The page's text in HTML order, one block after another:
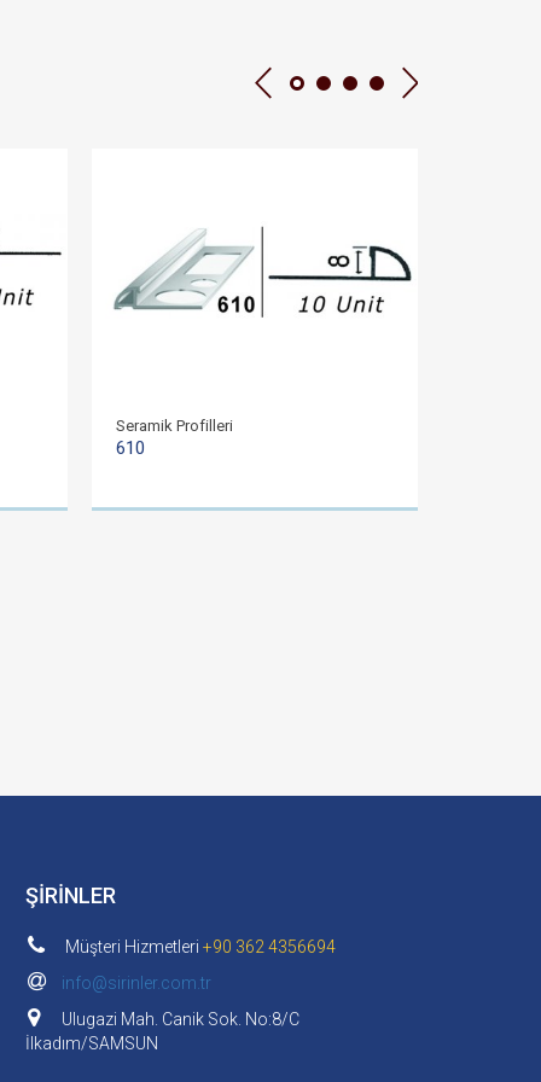
Seramik Profilleri
610
ŞİRİNLER
Müşteri Hizmetleri +90 362 4356694
info@sirinler.com.tr
Ulugazi Mah. Canik Sok. No:8/C
İlkadım/SAMSUN